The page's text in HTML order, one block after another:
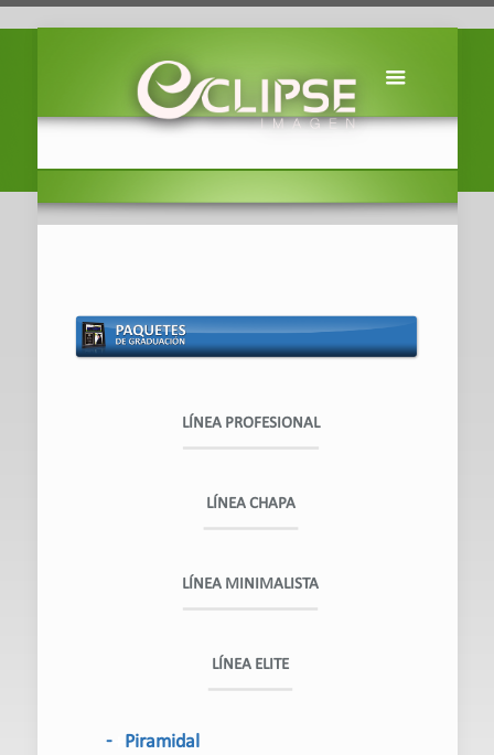
LÍNEA PROFESIONAL
LÍNEA CHAPA
LÍNEA MINIMALISTA
LÍNEA ELITE
Piramidal